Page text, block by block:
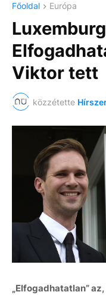
Főoldal Európa
Viktor tett
közzétette
„Elfogadhatatlan”